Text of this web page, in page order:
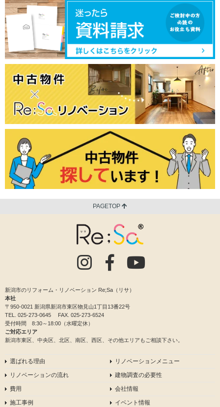
PAGETOP
新潟市のリフォーム・リノベーション Re;Sa（リサ）
本社
〒950-0021 新潟県新潟市東区物見山1丁目13番22号
TEL. 025-273-0645 FAX. 025-273-6524
受付時間 8:30～18:00（水曜定休）
ご対応エリア
新潟市東区、中央区、北区、南区、西区、その他エリアもご相談下さい。
選ばれる理由
リノベーションメニュー
リノベーションの流れ
建物調査の必要性
費用
会社情報
施工事例
イベント情報